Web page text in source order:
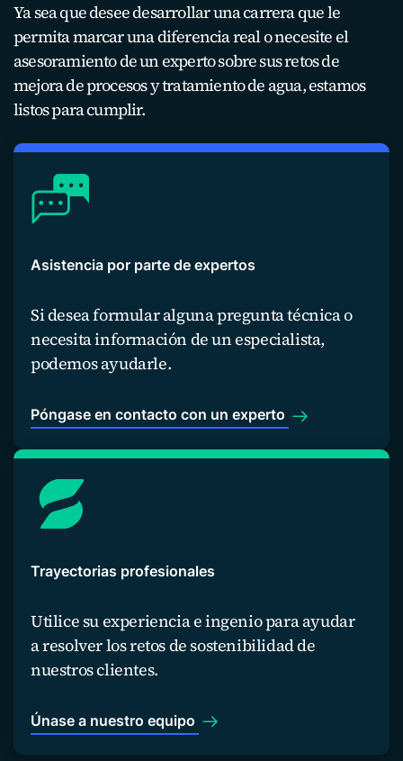
Ya sea que desee desarrollar una carrera que le
permita marcar una diferencia real o necesite el
asesoramiento de un experto sobre sus retos de
mejora de procesos y tratamiento de agua, estamos
listos para cumplir.
Asistencia por parte de expertos
Si desea formular alguna pregunta técnica o
necesita información de un especialista,
podemos ayudarle.
Póngase en contacto con un experto
Trayectorias profesionales
Utilice su experiencia e ingenio para ayudar
a resolver los retos de sostenibilidad de
nuestros clientes.
Únase a nuestro equipo